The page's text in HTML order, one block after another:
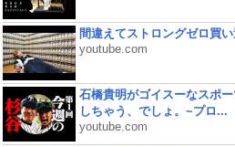
間違えてストロングゼロ買い
youtube.com
石橋貴明がゴイスーなスポ
しちゃう、でしょ。~プロ...
youtube.com